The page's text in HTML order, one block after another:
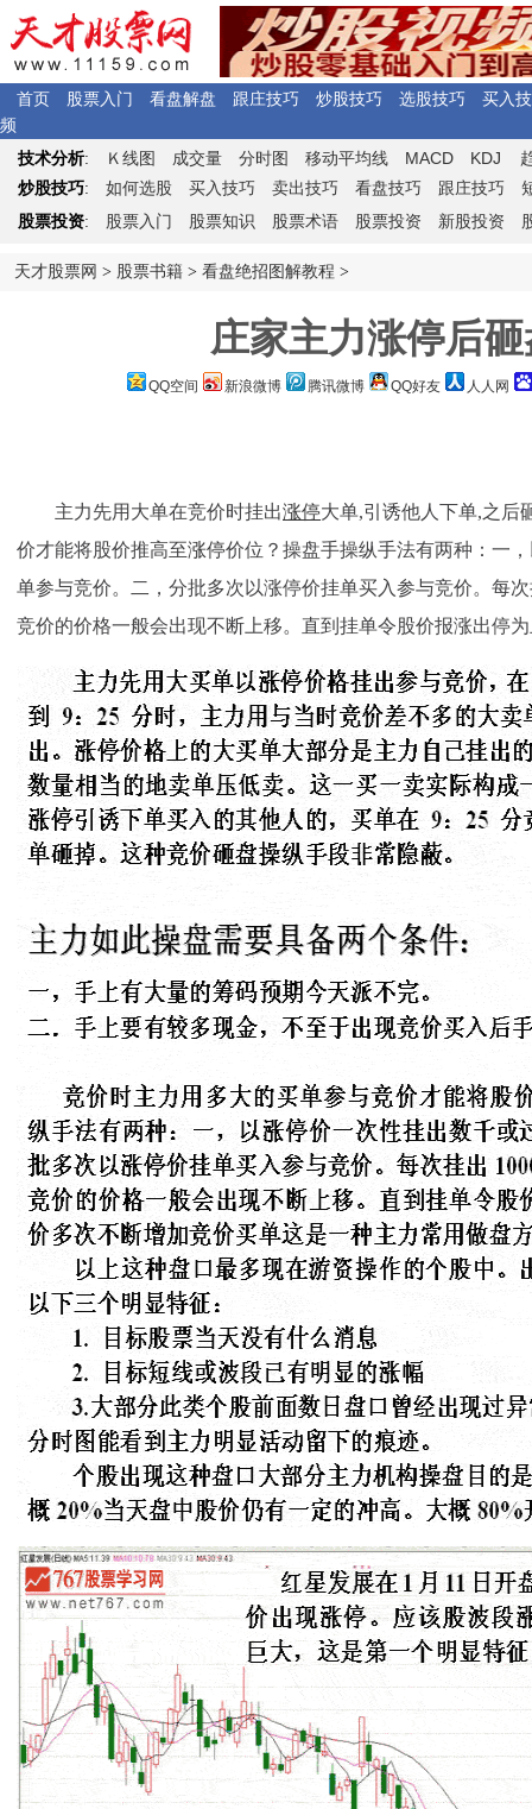
首页 股票入门 看盘解盘 跟庄技巧 炒股技巧 选股技巧
买入
频
技术分析: Ｋ 线图 成交量 分时图 移动平均线 MACD KDJ
炒股技巧: 如何选股 买入技巧 卖出技巧 看盘技巧 跟庄技巧
股票投资: 股票入门 股票知识 股票术语 股票投资 新股投资
天才股票网 > 股票书籍 > 看盘绝招图解教程 >
庄家主力涨停后
QQ空间 新浪微博 腾讯微博 QQ好友 人人网
主力先用大单在竞价时挂出涨停大单,引诱他人下单,之后
价才能将股价推高至涨停价位？操盘手操纵手法有两种：一
单参与竞价。二，分批多次以涨停价挂单买入参与竞价。每
竞价的价格一般会出现不断上移。直到挂单令股价报涨出停